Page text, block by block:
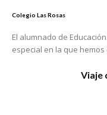
Colegio Las Rosas
El alumnado de
especial en la que
Viaje